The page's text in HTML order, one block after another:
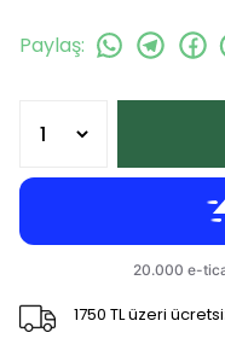
Paylaş:
1750 TL üzeri